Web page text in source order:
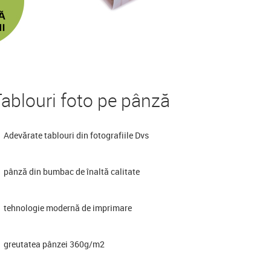
foto pe pânză
Adevărate tablouri din fotografiile Dvs
pânză din bumbac de înaltă calitate
tehnologie modernă de imprimare
greutatea pânzei 360g/m2